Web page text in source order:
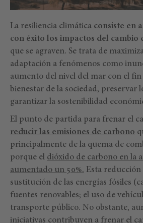
La resiliencia climática consiste en
con éxito los impactos del cambio
que se agraven. Se trata de
adaptación a fenómenos como
aumento del nivel del mar con el
bienestar de la sociedad, preservar
garantizar la sostenibilidad
El punto de partida para frenar el
reducir las emisiones de carbono
principalmente de la quema de
porque el dióxido de carbono en la
aumentado un 50%. Esta reducción
sustitución de las energías fósiles
fuentes renovables; el uso de
transporte público. No obstante,
iniciativas contribuyen a frenar el